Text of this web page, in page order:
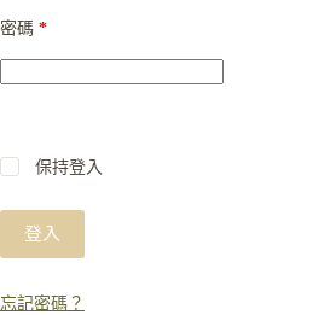
密碼 *
保持登入
登入
忘記密碼？